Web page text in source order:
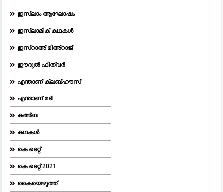
ഇസ്ലാം ആഘോഷം
ഇസ്ലാമിക് കഥകൾ
ഇസ്റാഅ് മിഅ്റാജ്
ഈദുല്‍ ഫിത്വര്‍
എന്താണ് ക്ലബ്ഹൗസ്
എന്താണ് മടി
കഅ്ബ
കഥകൾ
കെ ടെറ്റ്
കെ ടെറ്റ് 2021
കൈയെഴുത്ത്